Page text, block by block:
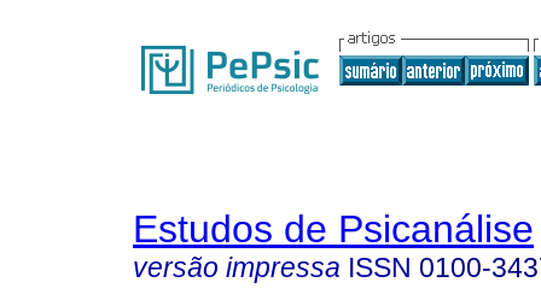
Estudos de Psicanálise
versão impressa ISSN 0100-